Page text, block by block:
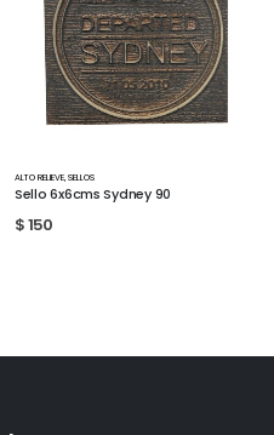
ALTO RELIEVE,SELLOS
Sello de goma 5,5 x 5,5cms CL127
$170